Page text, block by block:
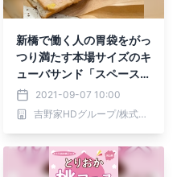
新橋で働く人の胃袋をがっ
つり満たす本場サイズのキ
ューバサンド「スペースサ
ンドイッチ」がオープン！
2021-09-07 10:00
吉野家HDグループ/株式会社シェアレストラン